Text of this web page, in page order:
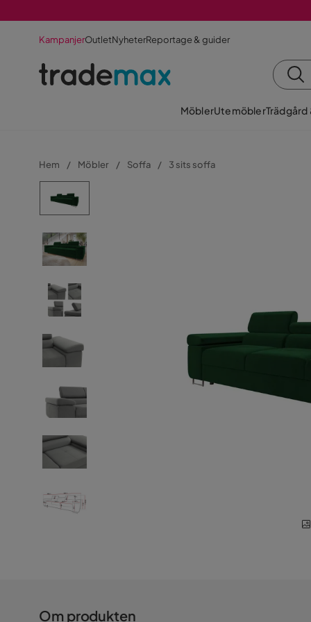
KampanjerOutletNyheterReportage & guider
MöblerUtemöblerTrädgård
Hem Möbler Soffa 3 sits soffa
Om produkten